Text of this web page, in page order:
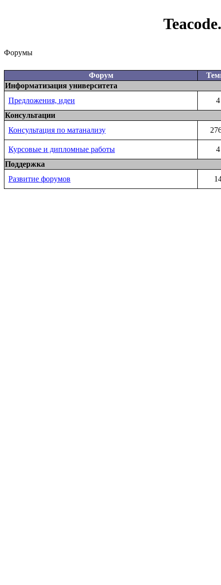
Форумы
Форум
Информатизация университета
Предложения, идеи
4
Консультации
Консультация по матанализу
Курсовые и дипломные работы
4
Поддержка
Развитие форумов